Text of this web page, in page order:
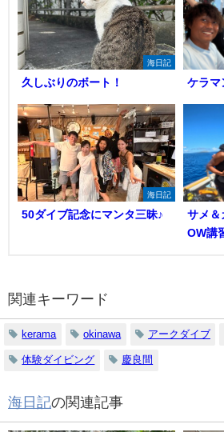
海日記
久しぶりのボート！ ケラマ
海日記
50ダイブ記念にマンタ三昧♪
サメ＆
OW講
関連キーワード
kerama okinawa アークダイブ
体験ダイビング 慶良間
海日記の関連記事